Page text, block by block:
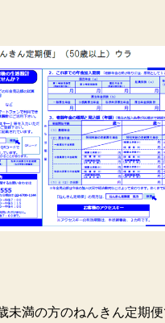
未満の方のねんきん定期